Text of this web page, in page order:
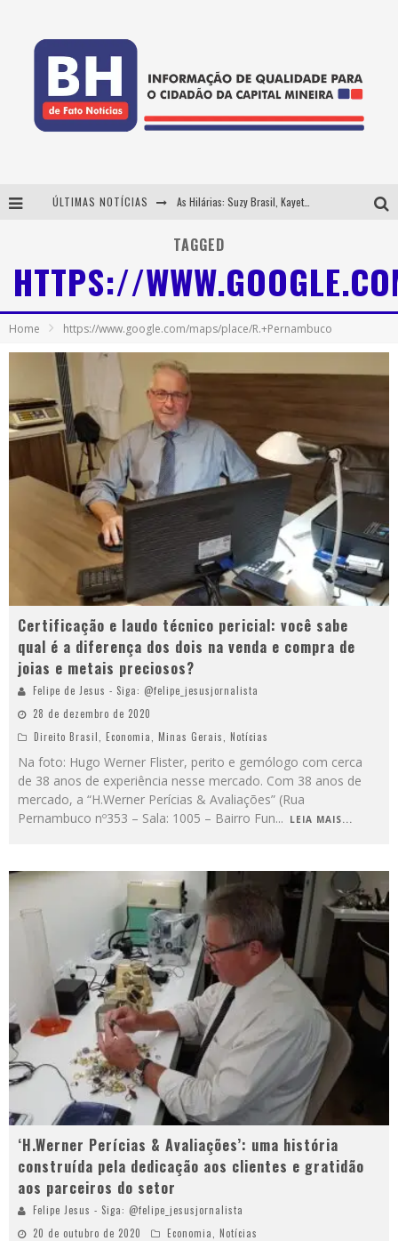
ÚLTIMAS NOTÍCIAS As Hilárias: Suzy Brasil, Kayete e Karoline Absinto retornam a Belo Horizonte para apresentação única no Teatro Sesiminas
Usecorp consolida a 'economia do uso' no B2B brasileiro, vira S.A. e impulsiona expansão com novo fundo estruturado
Hot Wheels Monster Trucks Live™ confirma Belo Horizonte na turnê América do Sul 2027
TAGGED
HTTPS://
Home https://www.google.com/maps/place/R.+Pernambuco
Certificação e laudo técnico pericial: você sabe
qual é a diferença dos dois na venda e compra de
joias e metais preciosos?
Felipe de Jesus - Siga: @felipe_jesusjornalista
28 de dezembro de 2020
Direito Brasil, Economia, Minas Gerais, Notícias
Na foto: Hugo Werner Flister, perito e gemólogo com cerca
de 38 anos de experiência nesse mercado. Com 38 anos de
mercado, a “H.Werner Perícias & Avaliações” (Rua
Pernambuco nº353 – Sala: 1005 – Bairro Fun... LEIA MAIS...
‘H.Werner Perícias & Avaliações’: uma história
construída pela dedicação aos clientes e gratidão
aos parceiros do setor
Felipe Jesus - Siga: @felipe_jesusjornalista
20 de outubro de 2020
Economia Notícias